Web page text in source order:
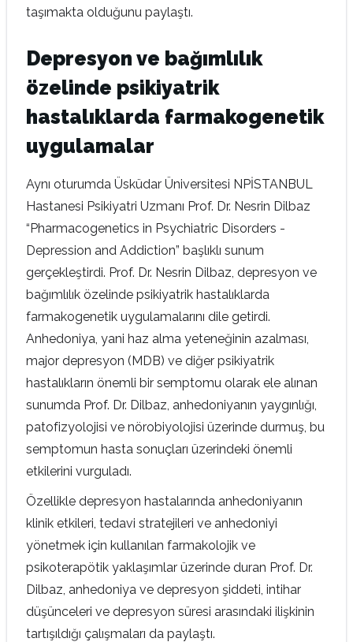
taşımakta olduğunu paylaştı.
Depresyon ve bağımlılık
özelinde psikiyatrik
hastalıklarda farmakogenetik
uygulamalar
Aynı oturumda Üsküdar Üniversitesi NPİSTANBUL
Hastanesi Psikiyatri Uzmanı Prof. Dr. Nesrin Dilbaz
“Pharmacogenetics in Psychiatric Disorders -
Depression and Addiction” başlıklı sunum
gerçekleştirdi. Prof. Dr. Nesrin Dilbaz, depresyon ve
bağımlılık özelinde psikiyatrik hastalıklarda
farmakogenetik uygulamalarını dile getirdi.
Anhedoniya, yani haz alma yeteneğinin azalması,
major depresyon (MDB) ve diğer psikiyatrik
hastalıkların önemli bir semptomu olarak ele alınan
sunumda Prof. Dr. Dilbaz, anhedoniyanın yaygınlığı,
patofizyolojisi ve nörobiyolojisi üzerinde durmuş, bu
semptomun hasta sonuçları üzerindeki önemli
etkilerini vurguladı.
Özellikle depresyon hastalarında anhedoniyanın
klinik etkileri, tedavi stratejileri ve anhedoniyi
yönetmek için kullanılan farmakolojik ve
psikoterapötik yaklaşımlar üzerinde duran Prof. Dr.
Dilbaz, anhedoniya ve depresyon şiddeti, intihar
düşünceleri ve depresyon süresi arasındaki ilişkinin
tartışıldığı çalışmaları da paylaştı.